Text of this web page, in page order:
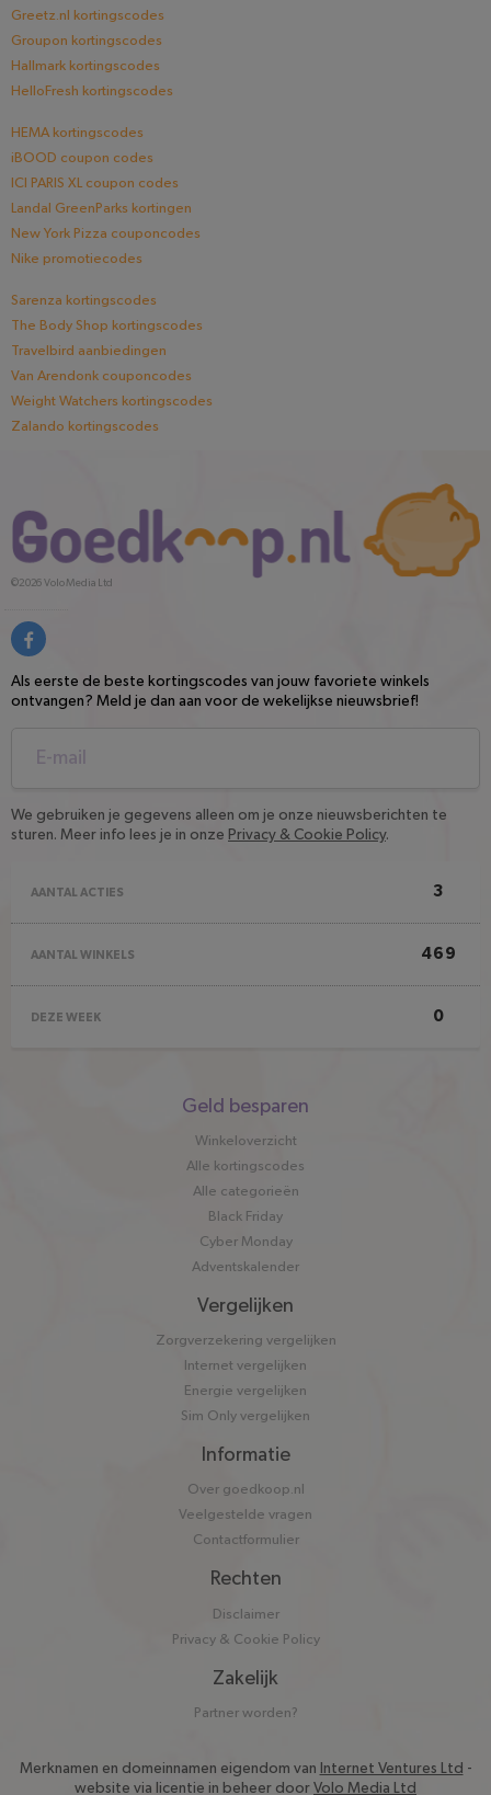
Greetz.nl kortingscodes
Groupon kortingscodes
Hallmark kortingscodes
HelloFresh kortingscodes
HEMA kortingscodes
iBOOD coupon codes
ICI PARIS XL coupon codes
Landal GreenParks kortingen
New York Pizza couponcodes
Nike promotiecodes
Sarenza kortingscodes
The Body Shop kortingscodes
Travelbird aanbiedingen
Van Arendonk couponcodes
Weight Watchers kortingscodes
Zalando kortingscodes
©2026Volo Media Ltd
Als eerste de beste kortingscodes van jouw favoriete winkels
ontvangen? Meld je dan aan voor de wekelijkse nieuwsbrief!
We gebruiken je gegevens alleen om je onze nieuwsberichten te
sturen. Meer info lees je in onze Privacy & Cookie Policy.
AANTAL ACTIES 3
AANTAL WINKELS 469
DEZE WEEK 0
Geld besparen
Winkeloverzicht
Alle kortingscodes
Alle categorieën
Black Friday
Cyber Monday
Adventskalender
Vergelijken
Zorgverzekering vergelijken
Internet vergelijken
Energie vergelijken
Sim Only vergelijken
Informatie
Over goedkoop.nl
Veelgestelde vragen
Contactformulier
Rechten
Disclaimer
Privacy & Cookie Policy
Zakelijk
Partner worden?
Merknamen en domeinnamen eigendom van Internet Ventures Ltd -
website via licentie in beheer door Volo Media Ltd